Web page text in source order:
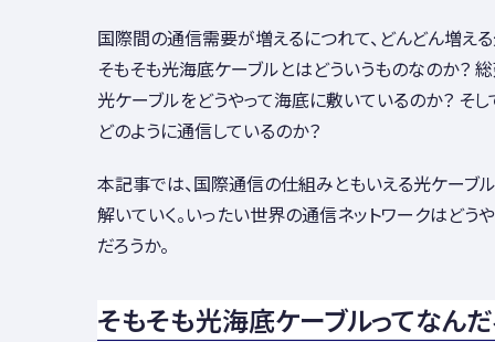
国際間の通信需要が増えるにつれて、どんどん増える
そもそも光海底ケーブルとはどういうものなのか？
光ケーブルをどうやって海底に敷いているのか？ そし
どのように通信しているのか？
本記事では、国際通信の仕組みともいえる光ケーブ
解いていく。いったい世界の通信ネットワークはどう
だろうか。
そもそも光海底ケーブルってなんだ